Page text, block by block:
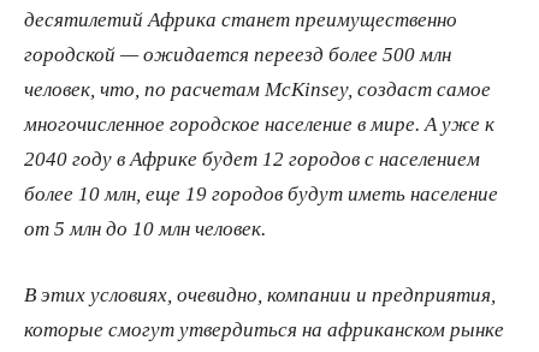
десятилетий Африка станет преимущественно
городской — ожидается переезд более 500 млн
человек, что, по расчетам McKinsey, создаст самое
многочисленное городское население в мире. А уже к
2040 году в Африке будет 12 городов с населением
более 10 млн, еще 19 городов будут иметь население
от 5 млн до 10 млн человек.
В этих условиях, очевидно, компании и предприятия,
которые смогут утвердиться на африканском рынке